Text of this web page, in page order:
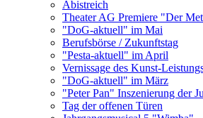
Abistreich
Theater AG Premiere "Der
"DoG-aktuell" im Mai
Berufsbörse / Zukunftstag
"Pesta-aktuell" im April
Vernissage des Kunst-
"DoG-aktuell" im März
"Peter Pan" Inszenierung der
Tag der offenen Türen